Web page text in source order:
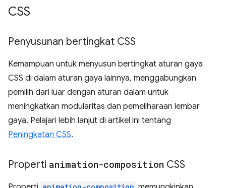
CSS
Penyusunan bertingkat CSS
Kemampuan untuk menyusun bertingkat aturan gaya
CSS di dalam aturan gaya lainnya, menggabungkan
pemilih dari luar dengan aturan dalam untuk
meningkatkan modularitas dan pemeliharaan lembar
gaya. Pelajari lebih lanjut di artikel ini tentang
Peningkatan CSS.
Properti animation-composition CSS